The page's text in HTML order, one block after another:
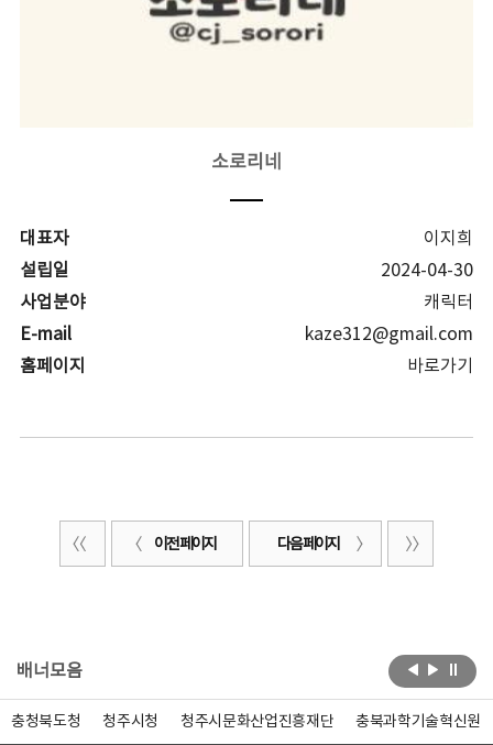
소로리네
대표자
이지희
설립일
2024-04-30
사업분야
캐릭터
E-mail
kaze312@gmail.com
홈페이지
바로가기
이전 페이지 다음 페이지
배너모음
충청북도청 청주시청 청주시문화산업진흥재단 충북과학기술혁신원